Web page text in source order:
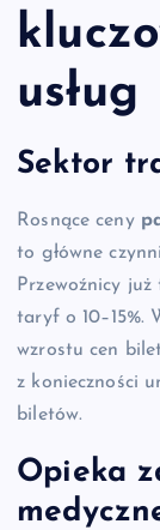
usług
Sektor
Rosnące ceny
to główne
Przewoźnicy
taryf o 10–15%.
wzrostu cen
z konieczności
biletów.
Opieka